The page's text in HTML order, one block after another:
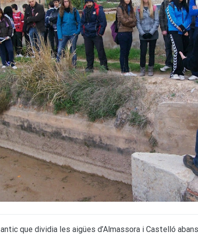
antic que dividia les aigües d’Almassora i Castelló